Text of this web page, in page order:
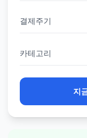
결제주기
카테고리
지